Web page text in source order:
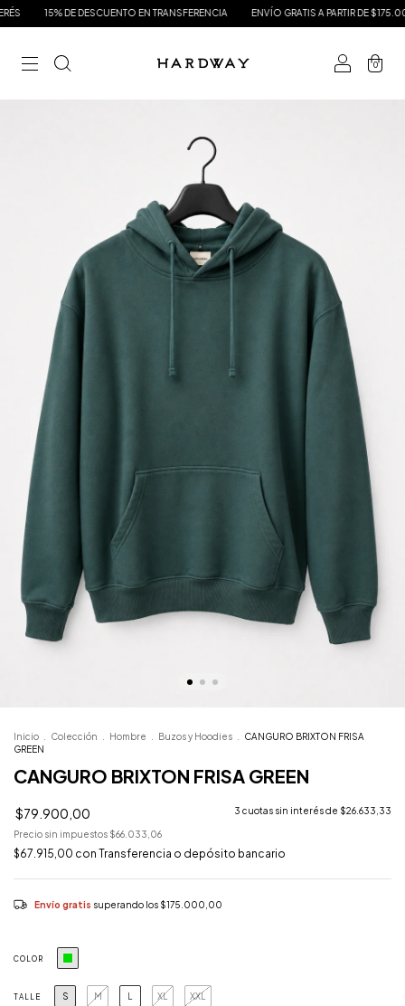
15% DE DESCUENTO EN TRANSFERENCIA ENVÍO GRATIS A PARTIR DE $175.000
0
Inicio Colección Hombre Buzos y Hoodies
CANGURO BRIXTON FRISA
GREEN
CANGURO BRIXTON FRISA GREEN
$79.900,00 3 cuotas sin interés de $26.633,33
Precio sin impuestos $66.033,06
$67.915,00 con Transferencia o depósito bancario
Envío gratis superando los $175.000,00
COLOR
TALLE S M L XL XXL